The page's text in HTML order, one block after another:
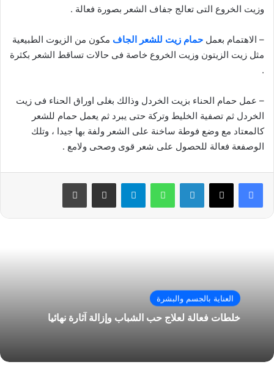
وزيت الخروع التى تعالج جفاف الشعر بصورة فعالة .
– الاهتمام بعمل حمام زيت للشعر الجاف مكون من الزيوت الطبيعية
مثل زيت الزيتون وزيت الخروع خاصة فى حالات تساقط الشعر بكثرة
.
– عمل حمام الحناء بزيت الخردل وذالك بغلى اوراق الحناء فى زيت
الخردل ثم تصفية الخليط وتركة حتى يبرد ثم يعمل حمام للشعر
كالمعتاد مع وضع فوطة ساخنة على الشعر ولفة بها جيدا ، وتلك
الوصفعة فعالة للحصول على شعر قوى وصحى ولامع .
فيسبوك ‫X لينكدإن واتساب تيلقرام مشاركة عبر البريد طباعة
العناية بالجسم والبشرة
خلطات فعالة لعلاج حب الشباب وإزالة آثارة نهائيا